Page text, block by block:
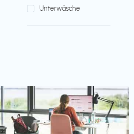
Unterwäsche